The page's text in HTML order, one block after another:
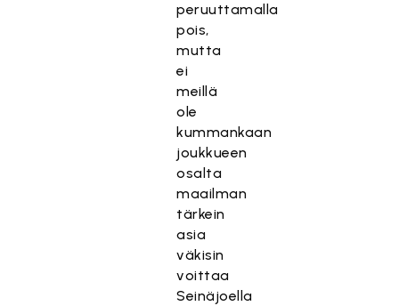
peruuttamalla
pois,
mutta
ei
meillä
ole
kummankaan
joukkueen
osalta
maailman
tärkein
asia
väkisin
voittaa
Seinäjoella